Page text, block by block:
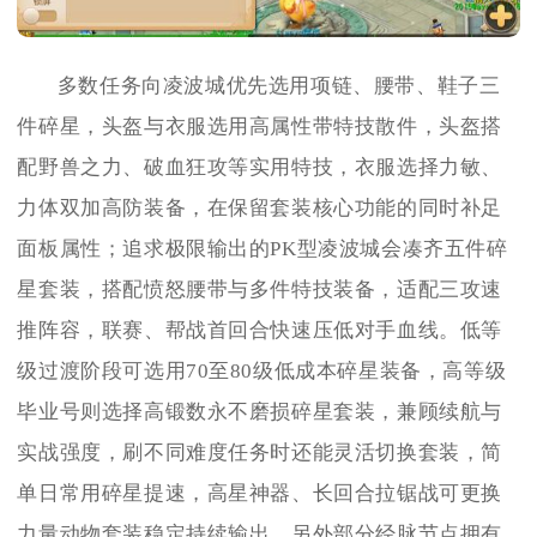
多数任务向凌波城优先选用项链、腰带、鞋子三
件碎星，头盔与衣服选用高属性带特技散件，头盔搭
配野兽之力、破血狂攻等实用特技，衣服选择力敏、
力体双加高防装备，在保留套装核心功能的同时补足
面板属性；追求极限输出的PK型凌波城会凑齐五件碎
星套装，搭配愤怒腰带与多件特技装备，适配三攻速
推阵容，联赛、帮战首回合快速压低对手血线。低等
级过渡阶段可选用70至80级低成本碎星装备，高等级
毕业号则选择高锻数永不磨损碎星套装，兼顾续航与
实战强度，刷不同难度任务时还能灵活切换套装，简
单日常用碎星提速，高星神器、长回合拉锯战可更换